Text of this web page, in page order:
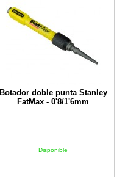
Botador doble punta Stanley
FatMax - 0'8/1'6mm
Disponible